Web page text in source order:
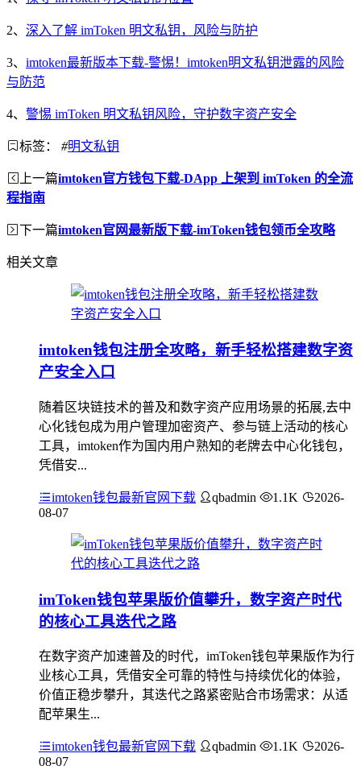
2、 深入了解 imToken 明文私钥，风险与防护
3、 imtoken最新版本下载-警惕！imtoken明文私钥泄露的风险
与防范
4、 警惕 imToken 明文私钥风险，守护数字资产安全
标签： #明文私钥
上一篇imtoken官方钱包下载-DApp 上架到 imToken 的全流
程指南
下一篇imtoken官网最新版下载-imToken钱包领币全攻略
相关文章
imtoken钱包注册全攻略，新手轻松搭建数字资
产安全入口
随着区块链技术的普及和数字资产应用场景的拓展,去中
心化钱包成为用户管理加密资产、参与链上活动的核心
工具，imtoken作为国内用户熟知的老牌去中心化钱包，
凭借安...
imtoken钱包最新官网下载 qbadmin 1.1K
2026-
08-07
imToken钱包苹果版价值攀升，数字资产时代
的核心工具迭代之路
在数字资产加速普及的时代，imToken钱包苹果版作为行
业核心工具，凭借安全可靠的特性与持续优化的体验，
价值正稳步攀升，其迭代之路紧密贴合市场需求：从适
配苹果生...
imtoken钱包最新官网下载 qbadmin 1.1K
2026-
08-07